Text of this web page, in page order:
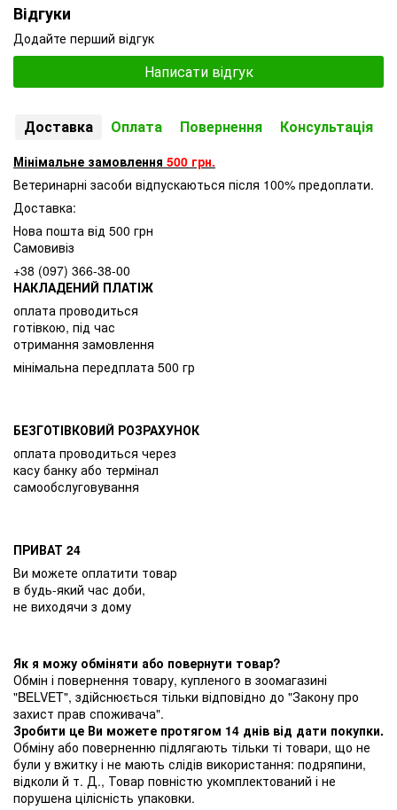
Відгуки
Додайте перший відгук
Написати відгук
Доставка Оплата Повернення Консультація
Мінімальне замовлення 500 грн.
Ветеринарні засоби відпускаються після 100% предоплати.
Доставка:
Нова пошта від 500 грн
Самовивіз
+38 (097) 366-38-00
НАКЛАДЕНИЙ ПЛАТІЖ
оплата проводиться
готівкою, під час
отримання замовлення
мінімальна передплата 500 гр
БЕЗГОТІВКОВИЙ РОЗРАХУНОК
оплата проводиться через
касу банку або термінал
самообслуговування
ПРИВАТ 24
Ви можете оплатити товар
в будь-який час доби,
не виходячи з дому
Як я можу обміняти або повернути товар?
Обмін і повернення товару, купленого в зоомагазині
"BELVET", здійснюється тільки відповідно до "Закону про
захист прав споживача".
Зробити це Ви можете протягом 14 днів від дати покупки.
Обміну або поверненню підлягають тільки ті товари, що не
були у вжитку і не мають слідів використання: подряпини,
відколи й т. Д., Товар повністю укомплектований і не
порушена цілісність упаковки.